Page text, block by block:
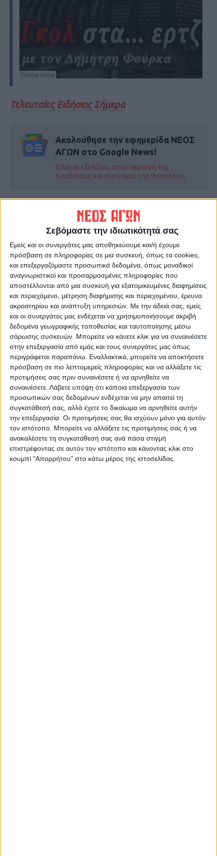
Σεβόμαστε την ιδιωτικότητά σας
Εμείς και οι συνεργάτες μας αποθηκεύουμε και/ή έχουμε
πρόσβαση σε πληροφορίες σε μια συσκευή, όπως τα cookies,
και επεξεργαζόμαστε προσωπικά δεδομένα, όπως μοναδικοί
αναγνωριστικοί και προσαρμοσμένες πληροφορίες που
αποστέλλονται από μια συσκευή για εξατομικευμένες διαφημίσεις
και περιεχόμενο, μέτρηση διαφήμισης και περιεχομένου, έρευνα
ακροατηρίου και ανάπτυξη υπηρεσιών. Με την άδειά σας, εμείς
και οι συνεργάτες μας ενδέχεται να χρησιμοποιήσουμε ακριβή
δεδομένα γεωγραφικής τοποθεσίας και ταυτοποίησης μέσω
σάρωσης συσκευών. Μπορείτε να κάνετε κλικ για να συναινέσετε
στην επεξεργασία από εμάς και τους συνεργάτες μας όπως
περιγράφεται παραπάνω. Εναλλακτικά, μπορείτε να αποκτήσετε
πρόσβαση σε πιο λεπτομερείς πληροφορίες και να αλλάξετε τις
προτιμήσεις σας πριν συναινέσετε ή να αρνηθείτε να
συναινέσετε. Λάβετε υπόψη ότι κάποια επεξεργασία των
προσωπικών σας δεδομένων ενδέχεται να μην απαιτεί τη
συγκατάθεσή σας, αλλά έχετε το δικαίωμα να αρνηθείτε αυτήν
την επεξεργασία. Οι προτιμήσεις σας θα ισχύουν μόνο για αυτόν
τον ιστότοπο. Μπορείτε να αλλάξετε τις προτιμήσεις σας ή να
ανακαλέσετε τη συγκατάθεσή σας ανά πάσα στιγμή
επιστρέφοντας σε αυτόν τον ιστότοπο και κάνοντας κλικ στο
κουμπί "Απορρήτου" στο κάτω μέρος της ιστοσελίδας.
Τελευταίες Ειδήσεις Σήμερα
Ακολούθησε την εφημερίδα ΝΕΟΣ
ΑΓΩΝ στο Google News!
Όλες οι εξελίξεις στην περιοχή της
Καρδίτσας και ευρύτερα της Θεσσαλίας
Φάρσαλα: Βγάζουν τα
τρακτέρ οι αγρότες την
προσεχή Δευτέρα
13/12/2022
ΝΕΟΣ ΑΓΩΝ
https://neosagon.gr
Η Αρχαιότερη Καθημερινή Πρωινή Εφημερίδα της Καρδίτσας
ΠΑΡΟΜΟΙΑ ΑΡΘΡΑ